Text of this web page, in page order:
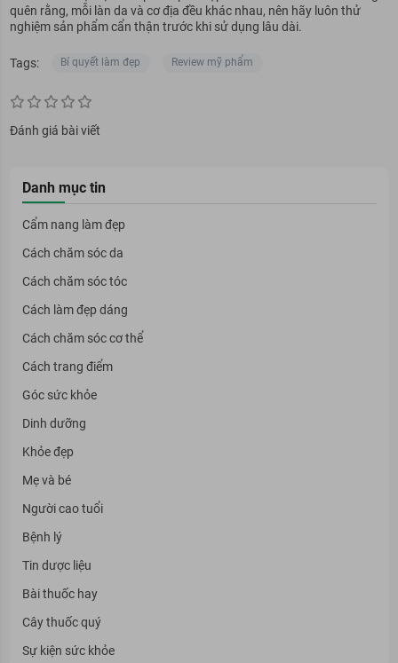
quên rằng, mỗi làn da và cơ địa đều khác nhau, nên hãy luôn thử
nghiệm sản phẩm cẩn thận trước khi sử dụng lâu dài.
Tags: Bí quyết làm đẹp Review mỹ phẩm
Đánh giá bài viết
Danh mục tin
Cẩm nang làm đẹp
Cách chăm sóc da
Cách chăm sóc tóc
Cách làm đẹp dáng
Cách chăm sóc cơ thể
Cách trang điểm
Góc sức khỏe
Dinh dưỡng
Khỏe đẹp
Mẹ và bé
Người cao tuổi
Bệnh lý
Tin dược liệu
Bài thuốc hay
Cây thuốc quý
Sự kiện sức khỏe